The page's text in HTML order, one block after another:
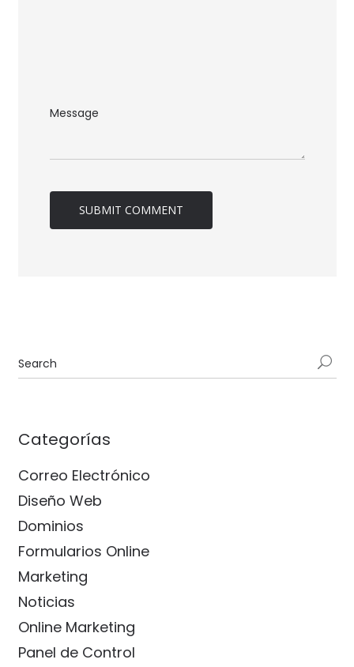
Categorías
Correo Electrónico
Diseño Web
Dominios
Formularios Online
Marketing
Noticias
Online Marketing
Panel de Control